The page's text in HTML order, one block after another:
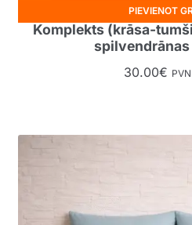
Komplekts (krāsa-
30.00€
PIEVIENOT